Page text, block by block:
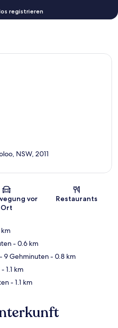
registrieren
Karte
NSW, 2011
vor
Ort
Restaurants
- 0.6 km
- 9 Gehminuten- 0.8 km
- 1.1 km
- 1.1 km